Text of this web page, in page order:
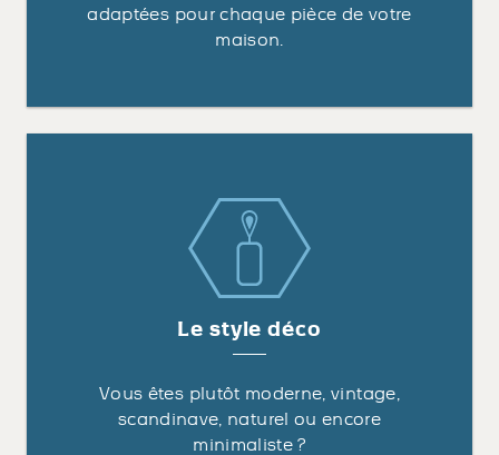
adaptées pour chaque pièce de votre
maison.
Le style déco
Vous êtes plutôt moderne, vintage,
scandinave, naturel ou encore
minimaliste ?